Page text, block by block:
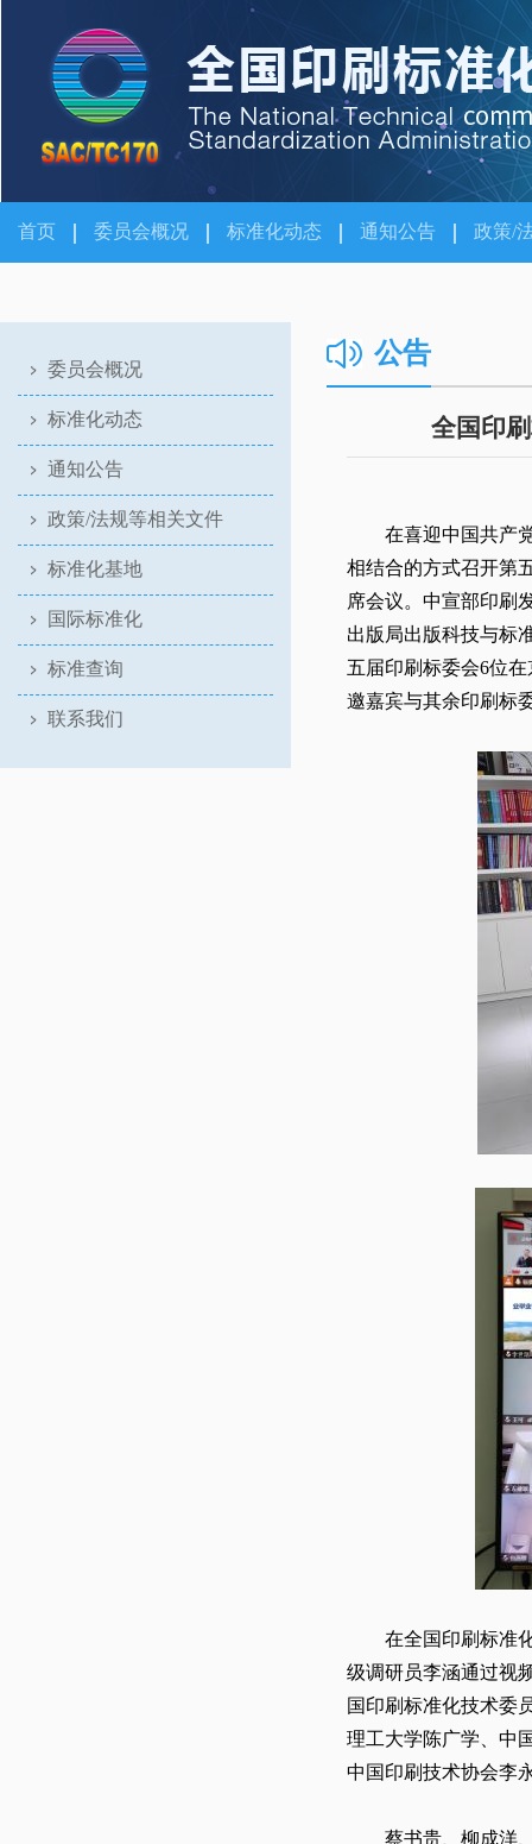
首页 委员会概况 标准化动态 通知公告 政策/
委员会概况
标准化动态
通知公告
政策/法规等相关文件
标准化基地
国际标准化
标准查询
联系我们
公告
全国印
在喜迎中国共产党
相结合的方式召开第
席会议。中宣部印刷
出版局出版科技与标
五届印刷标委会6位
邀嘉宾与其余印刷标
在全国印刷标准
级调研员李涵通过视
国印刷标准化技术委
理工大学陈广学、中
中国印刷技术协会李
蔡书贵、柳成洋